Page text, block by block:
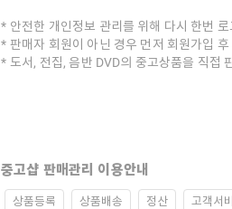
안전한 개인정보 관리를 위해 다시 한번
판매자 회원이 아닌 경우 먼저 회원가입
도서, 전집, 음반 DVD의 중고상품을 직접
중고샵 판매관리 이용안내
상품등록 상품배송 정산 고객서